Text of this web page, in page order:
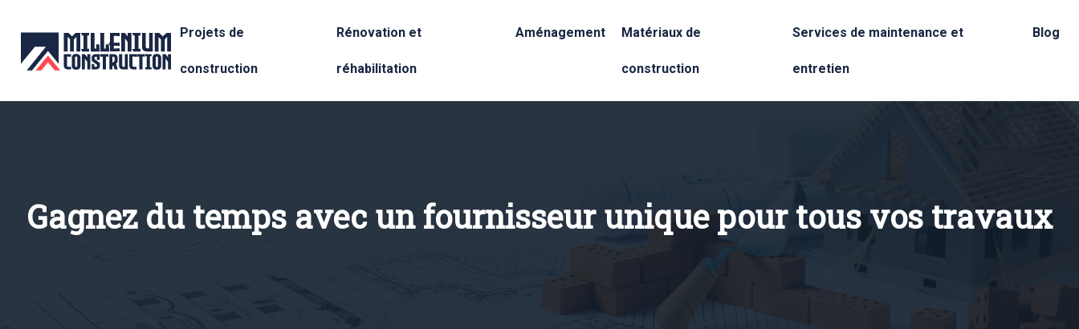
Projets de
construction
Rénovation et
réhabilitation
Aménagement Matériaux de
construction
Services de maintenance et
entretien
Blog
Gagnez du temps avec un fournisseur unique pour tous vos travaux